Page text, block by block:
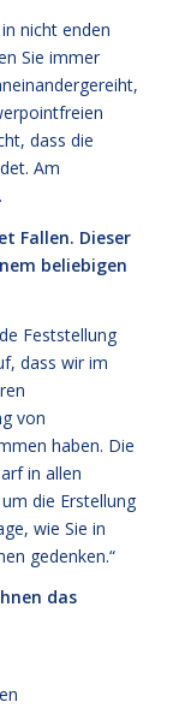
nicht enden
Sie immer
dass die
Am
Fallen. Dieser
beliebigen
Feststellung
dass wir im
von
haben. Die
in allen
die Erstellung
wie Sie in
gedenken.“
das